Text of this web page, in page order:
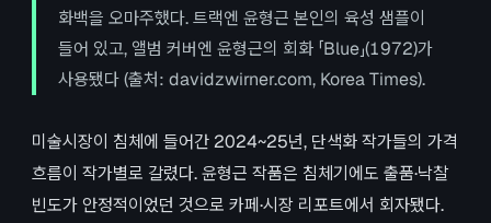
화백을 오마주했다. 트랙엔 윤형근 본인의 육성 샘플이
들어 있고, 앨범 커버엔 윤형근의 회화 「Blue」(1972)가
사용됐다 (출처: davidzwirner.com, Korea Times).
미술시장이 침체에 들어간 2024~25년, 단색화 작가들의 가격
흐름이 작가별로 갈렸다. 윤형근 작품은 침체기에도 출품·낙찰
빈도가 안정적이었던 것으로 카페·시장 리포트에서 회자됐다.